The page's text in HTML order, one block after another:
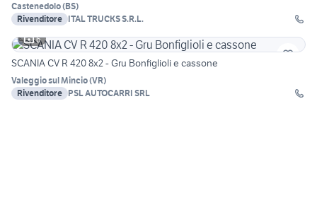
Castenedolo(BS)
Rivenditore ITAL TRUCKS S.R.L.
6
SCANIA CV R 420 8x2 - Gru Bonfiglioli e cassone
Valeggio sul Mincio(VR)
Rivenditore PSL AUTOCARRI SRL